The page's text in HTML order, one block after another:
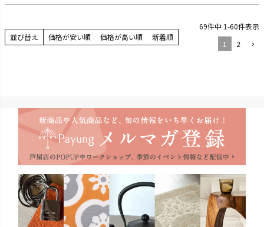
並び替え 価格が安い順 価格が高い順 新着順
69件中 1-60件表示
1
2